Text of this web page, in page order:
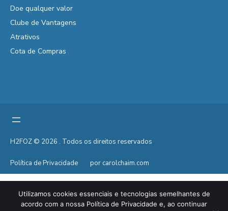
Doe qualquer valor
Clube de Vantagens
Atrativos
Cota de Compras
H2FOZ © 2026 . Todos os direitos reservados
Política de Privacidade por carolchaim.com
Utilizamos cookies essenciais e tecnologias semelhantes de
acordo com a nossa Política de Privacidade e, ao continuar